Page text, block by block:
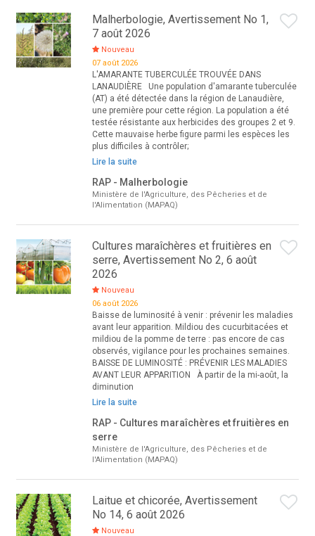
Malherbologie, Avertissement No 1,
7 août 2026
Nouveau
07 août 2026
L'AMARANTE TUBERCULÉE TROUVÉE DANS
LANAUDIÈRE Une population d'amarante tuberculée
(AT) a été détectée dans la région de Lanaudière,
une première pour cette région. La population a été
testée résistante aux herbicides des groupes 2 et 9.
Cette mauvaise herbe figure parmi les espèces les
plus difficiles à contrôler;
Lire la suite
RAP - Malherbologie
Ministère de l'Agriculture, des Pêcheries et de
l'Alimentation (MAPAQ)
Cultures maraîchères et fruitières en
serre, Avertissement No 2, 6 août
2026
Nouveau
06 août 2026
Baisse de luminosité à venir : prévenir les maladies
avant leur apparition. Mildiou des cucurbitacées et
mildiou de la pomme de terre : pas encore de cas
observés, vigilance pour les prochaines semaines.
BAISSE DE LUMINOSITÉ : PRÉVENIR LES MALADIES
AVANT LEUR APPARITION À partir de la mi-août, la
diminution
Lire la suite
RAP - Cultures maraîchères et fruitières en
serre
Ministère de l'Agriculture, des Pêcheries et de
l'Alimentation (MAPAQ)
Laitue et chicorée, Avertissement
No 14, 6 août 2026
Nouveau